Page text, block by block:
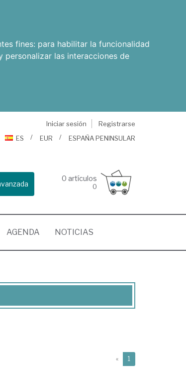
fines: para habilitar la funcionalidad
personalizar las interacciones de
Iniciar sesión
Registrarse
ES
EUR ESPAÑA PENINSULAR
0 artículos
0
AGENDA NOTICIAS
« 1